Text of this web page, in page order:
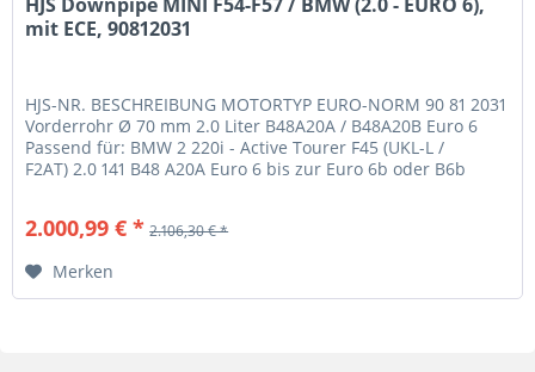
mit ECE, 90812031
HJS-NR. BESCHREIBUNG MOTORTYP EURO-NORM 90 81 2031
Vorderrohr Ø 70 mm 2.0 Liter B48A20A / B48A20B Euro 6
Passend für: BMW 2 220i - Active Tourer F45 (UKL-L /
F2AT) 2.0 141 B48 A20A Euro 6 bis zur Euro 6b oder B6b
2.000,99 € * 2.106,30 € *
Merken